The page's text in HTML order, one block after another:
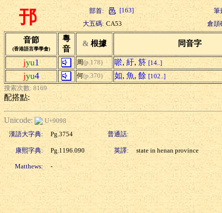
邘 部首: [163]
筆
大五碼: CA53 倉頡
音節
(香港語言學學會)
粵
音
& 根據 同音字
jyu1 周(p.178) 唹, 紆, 箊 [14..]
jyu4 何(p.370) 如, 魚, 餘 [102..]
搜索次數: 8169
配搭點:
Unicode:
U+9098
漢語大字典:
Pg.3754 普通話:
康熙字典: Pg.1196.090 英譯: state in henan province
Matthews: -